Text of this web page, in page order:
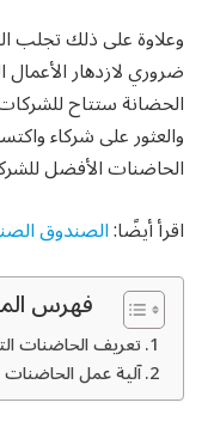
وعلاوة على ذلك تجلب
ضروري لازدهار الأعمال
الحضانة ستتاح
والعثور على شركاء
الحاضنات الأفضل
اقرأ أيضًا:الصندوق
فهرس
تعريف الحاضنات
آلية عمل الحاضنات